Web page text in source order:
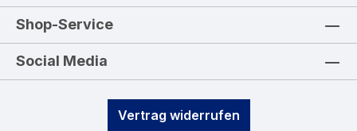
Shop-Service
Social Media
Vertrag widerrufen